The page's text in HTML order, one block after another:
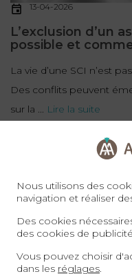
13-04-2026
L’exclusion d’un
possible et
La vie d’une SCI n’est
Des conflits peuvent
sur la ... Lire la suite
DROIT DES SOCIÉTÉS
Nous utilisons des
navigation et réaliser
Des cookies
des cookies de
Vous pouvez choisir
dans les réglages.